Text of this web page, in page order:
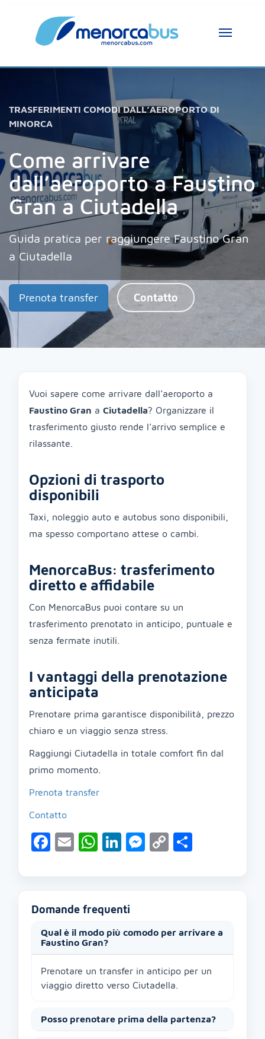
TRASFERIMENTI COMODI DALL’AEROPORTO DI
MINORCA
Come arrivare
dall’aeroporto a Faustino
Gran a Ciutadella
Guida pratica per raggiungere Faustino Gran
a Ciutadella
Prenota transfer Contatto
Vuoi sapere come arrivare dall’aeroporto a
Faustino Gran a Ciutadella? Organizzare il
trasferimento giusto rende l’arrivo semplice e
rilassante.
Opzioni di trasporto
disponibili
Taxi, noleggio auto e autobus sono disponibili,
ma spesso comportano attese o cambi.
MenorcaBus: trasferimento
diretto e affidabile
Con MenorcaBus puoi contare su un
trasferimento prenotato in anticipo, puntuale e
senza fermate inutili.
I vantaggi della prenotazione
anticipata
Prenotare prima garantisce disponibilità, prezzo
chiaro e un viaggio senza stress.
Raggiungi Ciutadella in totale comfort fin dal
primo momento.
Prenota transfer
Contatto
Facebook
EmailWhatsApp
LinkedIn
Messenger
Copy
Domande frequenti
Qual è il modo più comodo per arrivare a
Faustino Gran?
Prenotare un transfer in anticipo per un
viaggio diretto verso Ciutadella.
Posso prenotare prima della partenza?